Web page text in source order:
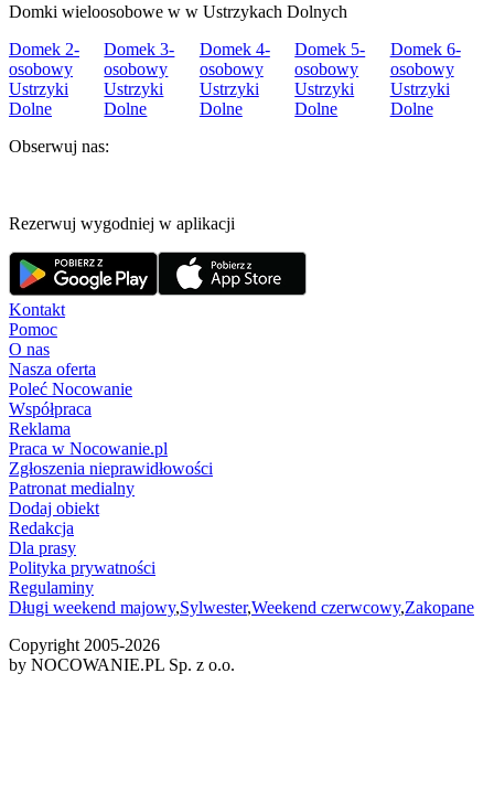
Domki wieloosobowe w w Ustrzykach Dolnych
Domek 2-
osobowy
Ustrzyki
Dolne
Domek 3-
osobowy
Ustrzyki
Dolne
Domek 4-
osobowy
Ustrzyki
Dolne
Domek 5-
osobowy
Ustrzyki
Dolne
Domek 6-
osobowy
Ustrzyki
Dolne
Obserwuj nas:
Rezerwuj wygodniej w aplikacji
Kontakt
Pomoc
O nas
Nasza oferta
Poleć Nocowanie
Współpraca
Reklama
Praca w Nocowanie.pl
Zgłoszenia nieprawidłowości
Patronat medialny
Dodaj obiekt
Redakcja
Dla prasy
Polityka prywatności
Regulaminy
Długi weekend majowy,Sylwester,Weekend czerwcowy,Zakopane
Copyright 2005-2026
by NOCOWANIE.PL Sp. z o.o.